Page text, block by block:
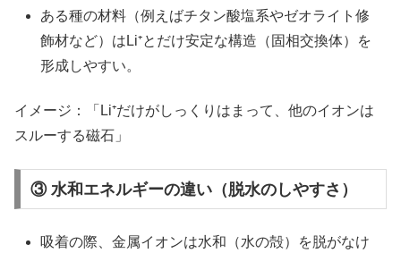
ある種の材料（例えばチタン酸塩系やゼオライト修
飾材など）はLi⁺とだけ安定な構造（固相交換体）を
形成しやすい。
イメージ：「Li⁺だけがしっくりはまって、他のイオンは
スルーする磁石」
③ 水和エネルギーの違い（脱水のしやすさ）
吸着の際、金属イオンは水和（水の殻）を脱がなけ